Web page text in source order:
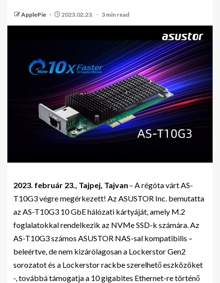
ApplePie 2023.02.23. 3 min read
2023. február 23., Tajpej, Tajvan – A régóta várt AS-
T10G3 végre megérkezett! Az ASUSTOR Inc. bemutatta
az AS-T10G3 10 GbE hálózati kártyáját, amely M.2
foglalatokkal rendelkezik az NVMe SSD-k számára. Az
AS-T10G3 számos ASUSTOR NAS-sal kompatibilis –
beleértve, de nem kizárólagosan a Lockerstor Gen2
sorozatot és a Lockerstor rackbe szerelhető eszközöket
-, továbbá támogatja a 10 gigabites Ethernet-re történő